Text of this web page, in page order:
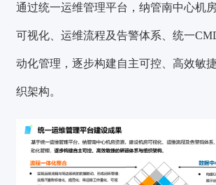
通过统一运维管理平台，纳管南中心机
可视化、运维流程及告警体系、统一
动化管理，逐步构建自主可控、高效敏
织架构。